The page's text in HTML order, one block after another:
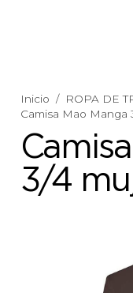
Inicio / ROPA DE
Camisa Mao Manga
3/4